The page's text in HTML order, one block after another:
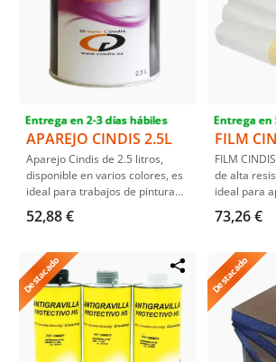
Entrega en 2-3 días hábiles
APAREJO CINDIS 2.5L
Aparejo Cindis de 2.5 litros,
disponible en varios colores, es
ideal para trabajos de pintura
automotriz. Ofrece un secado
rápido en tan solo una hora sin
proporcionando un acabado de
alto espesor y calidad
52,88 €
Entrega en
FILM
FILM
de alta
ideal para
industriales
impecable.
73,26 €
Destacado Destacado